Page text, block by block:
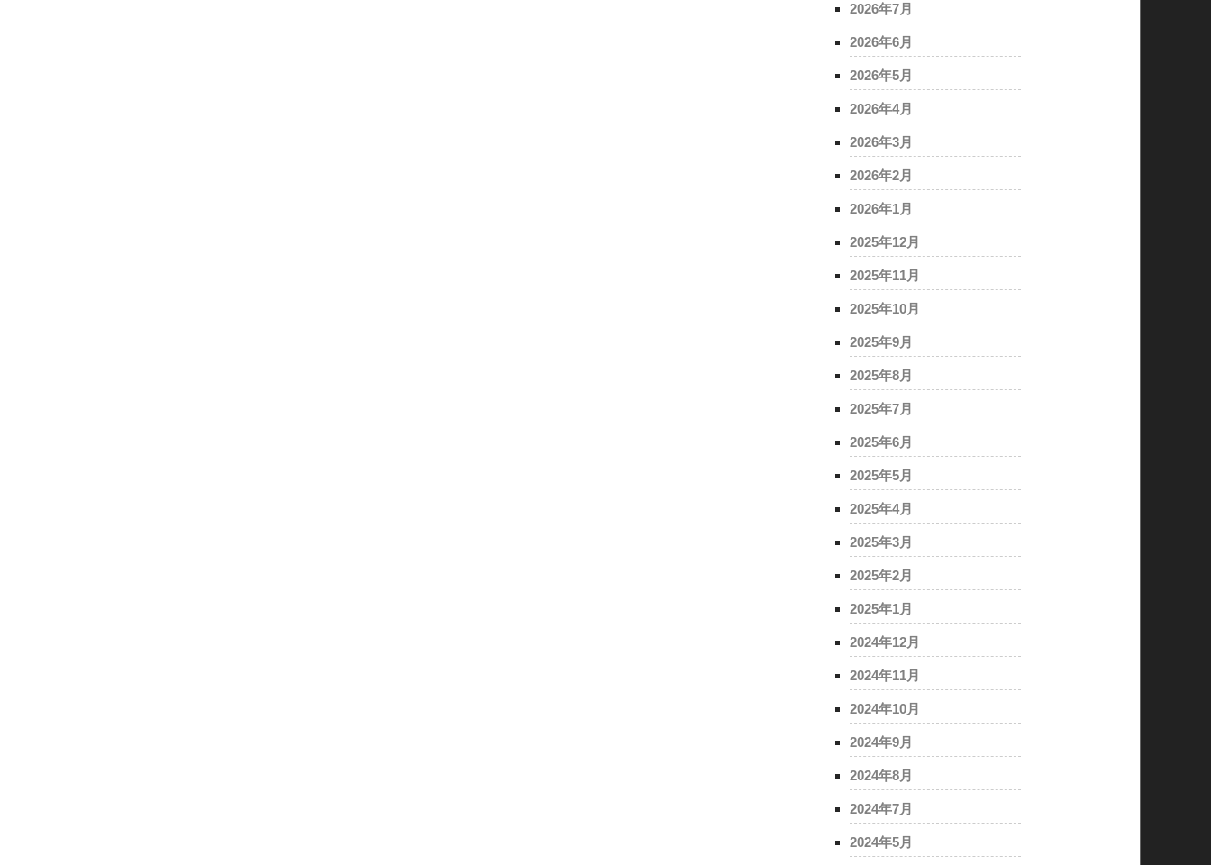
2026年7月
2026年6月
2026年5月
2026年4月
2026年3月
2026年2月
2026年1月
2025年12月
2025年11月
2025年10月
2025年9月
2025年8月
2025年7月
2025年6月
2025年5月
2025年4月
2025年3月
2025年2月
2025年1月
2024年12月
2024年11月
2024年10月
2024年9月
2024年8月
2024年7月
2024年5月